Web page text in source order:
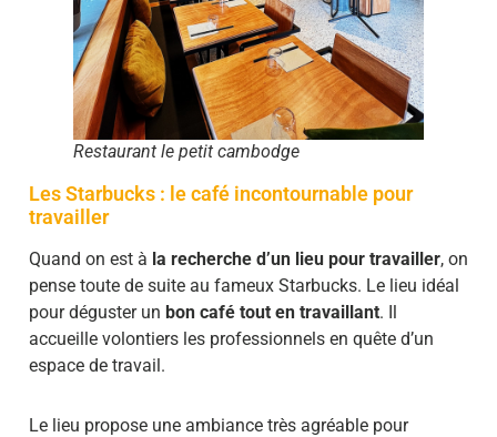
Restaurant le petit cambodge
Les Starbucks : le café incontournable pour
travailler
Quand on est à la recherche d’un lieu pour travailler, on
pense toute de suite au fameux Starbucks. Le lieu idéal
pour déguster un bon café tout en travaillant. Il
accueille volontiers les professionnels en quête d’un
espace de travail.
Le lieu propose une ambiance très agréable pour